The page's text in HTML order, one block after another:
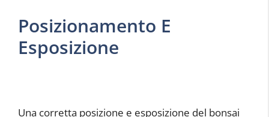
Posizionamento E
Esposizione
Una corretta posizione e esposizione del bonsai